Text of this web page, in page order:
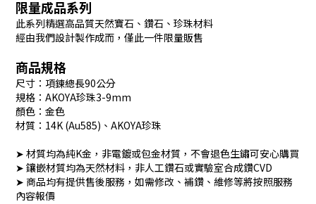
限量成品系列
此系列精選高品質天然寶石、鑽石、珍珠材料
經由我們設計製作成而，僅此一件限量販售
商品規格
尺寸：項鍊總長90公分
規格：AKOYA珍珠3-9mm
顏色：金色
材質：14K (Au585)、AKOYA珍珠
➤ 材質均為純K金，非電鍍或包金材質，不會退色生鏽可安心購買
➤ 鑲嵌材質均為天然材料，非人工鑽石或實驗室合成鑽CVD
➤ 商品均有提供售後服務，如需修改、補鑽、維修等將按照服務
內容報價